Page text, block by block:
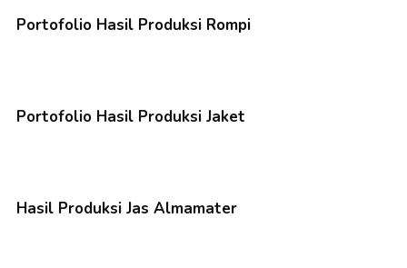
Portofolio Hasil Produksi Rompi
Portofolio Hasil Produksi Jaket
Hasil Produksi Jas Almamater